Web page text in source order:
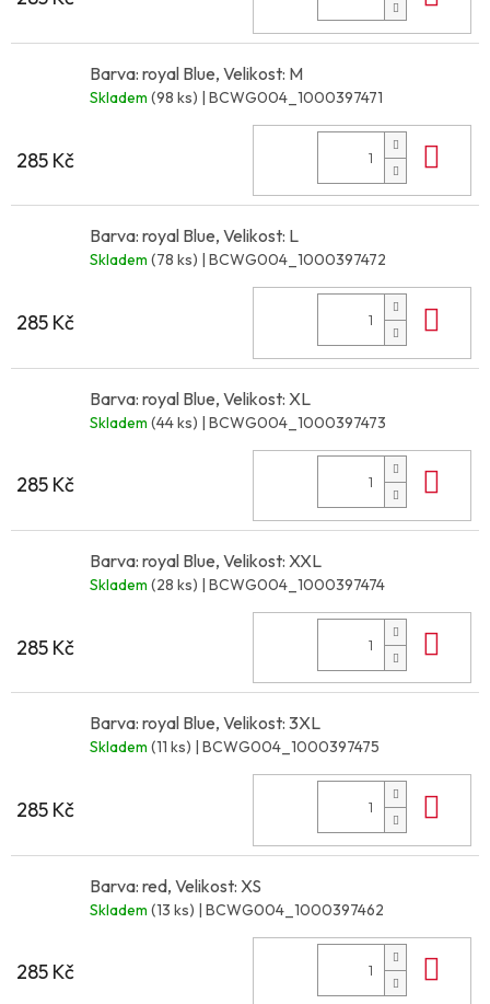
Barva: royal Blue, Velikost: M
Skladem (98 ks) | BCWG004_1000397471
285 Kč
Barva: royal Blue, Velikost: L
Skladem (78 ks) | BCWG004_1000397472
285 Kč
Barva: royal Blue, Velikost: XL
Skladem (44 ks) | BCWG004_1000397473
285 Kč
Barva: royal Blue, Velikost: XXL
Skladem (28 ks) | BCWG004_1000397474
285 Kč
Barva: royal Blue, Velikost: 3XL
Skladem (11 ks) | BCWG004_1000397475
285 Kč
Barva: red, Velikost: XS
Skladem (13 ks) | BCWG004_1000397462
285 Kč